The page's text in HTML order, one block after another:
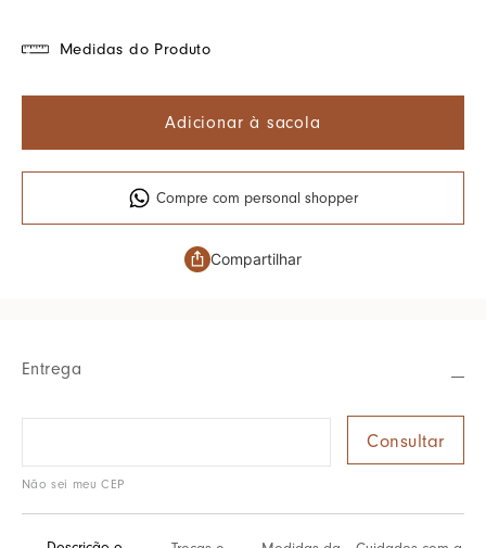
Medidas do Produto
Adicionar à sacola
Compre com personal shopper
Compartilhar
Entrega
Não sei meu CEP